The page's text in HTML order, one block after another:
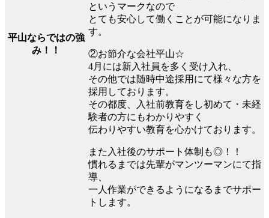
平山ならではの強
み！！
というマークなので
とても安心して働くことが可能になりま
す。
②お節介な会社平山☆
4月には新入社員を多く受け入れ、
その他では随時中途採用にて様々な方を
採用しております。
その都度、入社前教育をし初めて・未経
験者の方にもわかりやすく
伝わりやすい教育を心かけております。
また入社後のサポート体制も◎！！
慣れるまでは先輩がマンツーマンにて指
導、
一人作業ができるようになるまでサポー
トします。